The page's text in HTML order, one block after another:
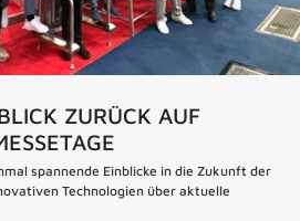
ZURÜCK AUF
spannende Einblicke in die Zukunft der
Technologien über aktuelle